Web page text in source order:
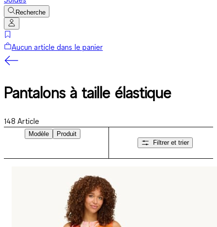
Recherche
Aucun article dans le panier
Pantalons à taille élastique
148 Article
Modèle
Produit
Filtrer et trier